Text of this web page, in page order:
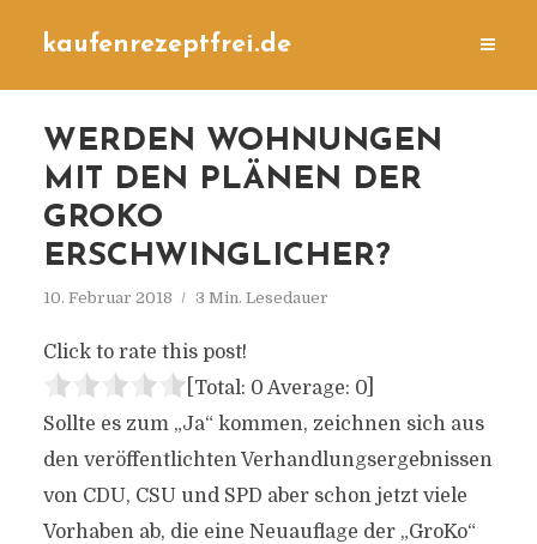
kaufenrezeptfrei.de
WERDEN WOHNUNGEN
MIT DEN PLÄNEN DER
GROKO
ERSCHWINGLICHER?
10. Februar 2018 3 Min. Lesedauer
Click to rate this post!
[Total: 0 Average: 0]
Sollte es zum „Ja“ kommen, zeichnen sich aus
den veröffentlichten Verhandlungsergebnissen
von CDU, CSU und SPD aber schon jetzt viele
Vorhaben ab, die eine Neuauflage der „GroKo“